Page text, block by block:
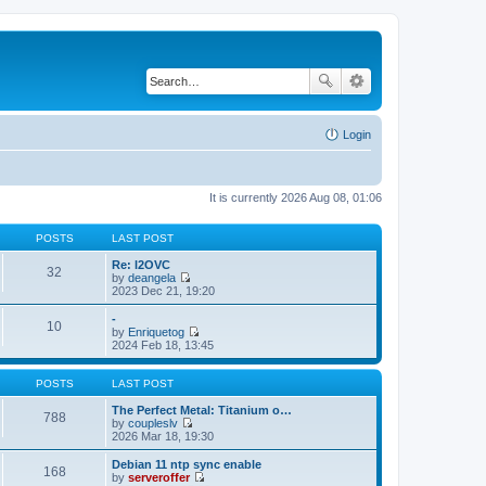
Login
It is currently 2026 Aug 08, 01:06
POSTS LAST POST
32
Re: l2OVC
by deangela
V
i
w
t
h
e
t
e
s
t
o
s
2023 Dec 21, 19:20
10
-
by Enriquetog
V
i
e
t
h
l
a
t
e
2024 Feb 18, 13:45
POSTS LAST POST
788
The Perfect Metal: Titanium o…
by coupleslv
V
i
e
w
2026 Mar 18, 19:30
168
Debian 11 ntp sync enable
by serveroffer